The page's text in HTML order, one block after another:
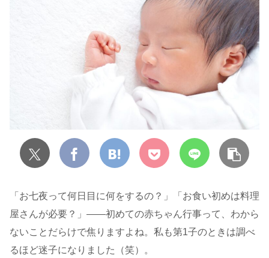
「お七夜って何日目に何をするの？」「お食い初めは料理
屋さんが必要？」——初めての赤ちゃん行事って、わから
ないことだらけで焦りますよね。私も第1子のときは調べ
るほど迷子になりました（笑）。